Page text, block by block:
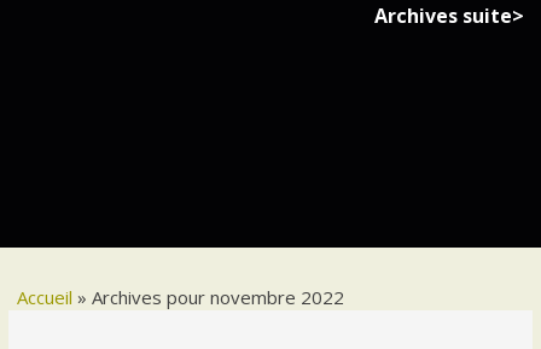
Archives suite>
Accueil »Archives pour novembre 2022